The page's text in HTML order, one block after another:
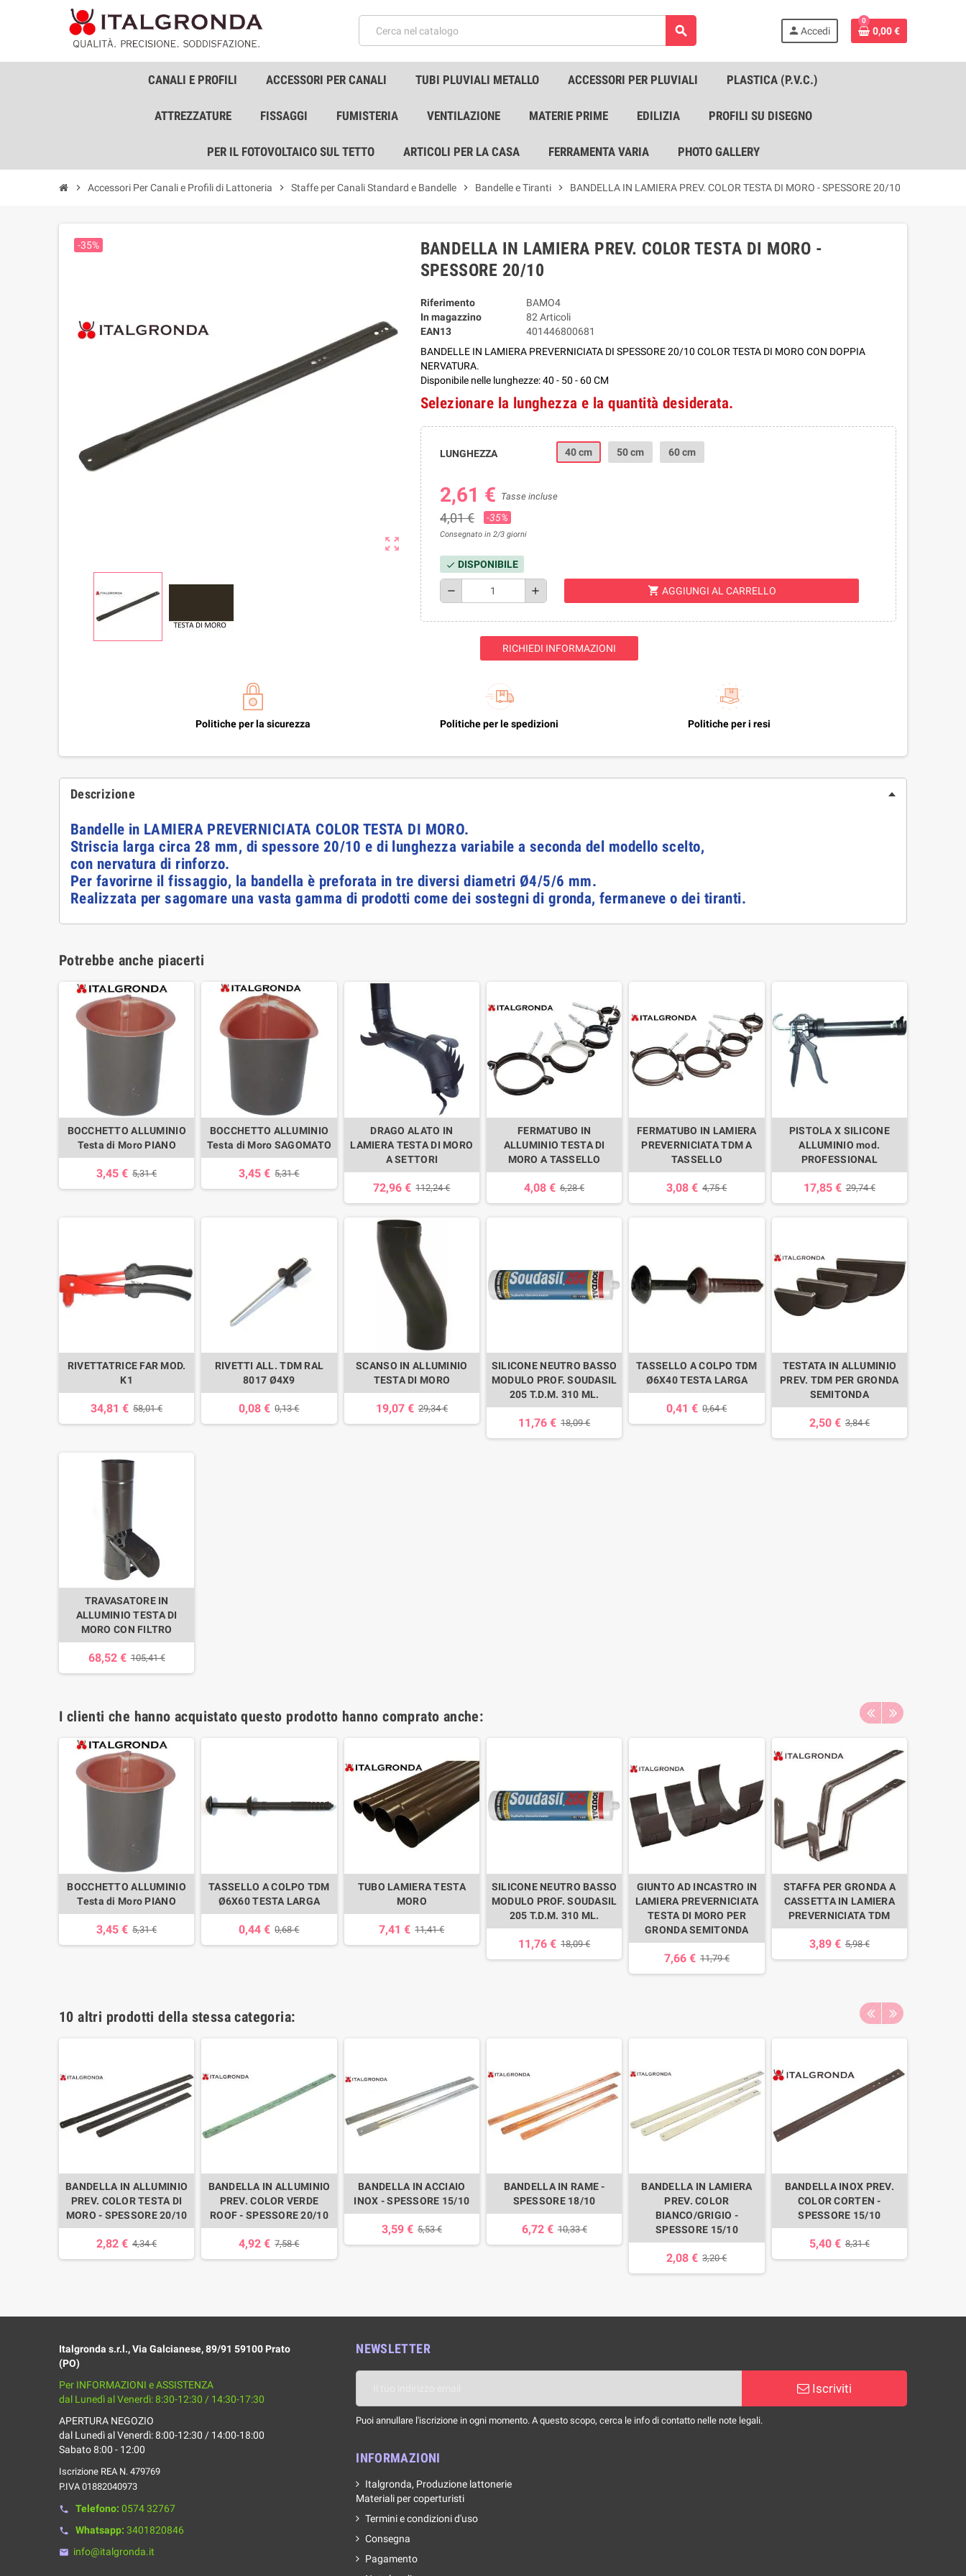
search person Accedi
0
0,00 €
CANALI E PROFILI ACCESSORI PER CANALI TUBI PLUVIALI METALLO ACCESSORI PER PLUVIALI PLASTICA (P.V.C.)
ATTREZZATURE FISSAGGI FUMISTERIA VENTILAZIONE MATERIE PRIME EDILIZIA PROFILI SU DISEGNO
PER IL FOTOVOLTAICO SUL TETTO ARTICOLI PER LA CASA FERRAMENTA VARIA PHOTO GALLERY
chevron_right Accessori Per Canali e Profili di Lattoneria chevron_right Staffe per Canali Standard e Bandelle chevron_right Bandelle e Tiranti chevron_right BANDELLA IN LAMIERA PREV. COLOR TESTA DI MORO - SPESSORE 20/10
zoom_out_map
-35%
BANDELLA IN LAMIERA PREV. COLOR TESTA DI MORO -
SPESSORE 20/10
Riferimento
BAMO4
In magazzino
82 Articoli
EAN13
401446800681
BANDELLE IN LAMIERA PREVERNICIATA DI SPESSORE 20/10 COLOR TESTA DI MORO CON DOPPIA
NERVATURA.
Disponibile nelle lunghezze: 40 - 50 - 60 CM
Selezionare la lunghezza e la quantità desiderata.
LUNGHEZZA 40 cm 50 cm 60 cm
2,61 € Tasse incluse
4,01 € -35%
Consegnato in 2/3 giorni
check DISPONIBILE
remove add shopping_cart AGGIUNGI AL CARRELLO
RICHIEDI INFORMAZIONI
Politiche per la sicurezza Politiche per le spedizioni Politiche per i resi
Descrizione
Bandelle in LAMIERA PREVERNICIATA COLOR TESTA DI MORO.
Striscia larga circa 28 mm, di spessore 20/10 e di lunghezza variabile a seconda del modello scelto,
con nervatura di rinforzo.
Per favorirne il fissaggio, la bandella è preforata in tre diversi diametri Ø4/5/6 mm.
Realizzata per sagomare una vasta gamma di prodotti come dei sostegni di gronda, fermaneve o dei tiranti.
Potrebbe anche piacerti
BOCCHETTO ALLUMINIO
Testa di Moro PIANO
3,45 € 5,31 €
BOCCHETTO ALLUMINIO
Testa di Moro SAGOMATO
3,45 € 5,31 €
DRAGO ALATO IN
LAMIERA TESTA DI MORO
A SETTORI
72,96 € 112,24 €
FERMATUBO IN
ALLUMINIO TESTA DI
MORO A TASSELLO
4,08 € 6,28 €
FERMATUBO IN LAMIERA
PREVERNICIATA TDM A
TASSELLO
3,08 € 4,75 €
PISTOLA X SILICONE
ALLUMINIO mod.
PROFESSIONAL
17,85 € 29,74 €
RIVETTATRICE FAR MOD.
K1
34,81 € 58,01 €
RIVETTI ALL. TDM RAL
8017 Ø4X9
0,08 € 0,13 €
SCANSO IN ALLUMINIO
TESTA DI MORO
19,07 € 29,34 €
SILICONE NEUTRO BASSO
MODULO PROF. SOUDASIL
205 T.D.M. 310 ML.
11,76 € 18,09 €
TASSELLO A COLPO TDM
Ø6X40 TESTA LARGA
0,41 € 0,64 €
TESTATA IN ALLUMINIO
PREV. TDM PER GRONDA
SEMITONDA
2,50 € 3,84 €
TRAVASATORE IN
ALLUMINIO TESTA DI
MORO CON FILTRO
68,52 € 105,41 €
I clienti che hanno acquistato questo prodotto hanno comprato anche:
BOCCHETTO ALLUMINIO
Testa di Moro PIANO
3,45 € 5,31 €
TASSELLO A COLPO TDM
Ø6X60 TESTA LARGA
0,44 € 0,68 €
TUBO LAMIERA TESTA
MORO
7,41 € 11,41 €
SILICONE NEUTRO BASSO
MODULO PROF. SOUDASIL
205 T.D.M. 310 ML.
11,76 € 18,09 €
GIUNTO AD INCASTRO IN
LAMIERA PREVERNICIATA
TESTA DI MORO PER
GRONDA SEMITONDA
7,66 € 11,79 €
STAFFA PER GRONDA A
CASSETTA IN LAMIERA
PREVERNICIATA TDM
3,89 € 5,98 €
10 altri prodotti della stessa categoria:
BANDELLA IN ALLUMINIO
PREV. COLOR TESTA DI
MORO - SPESSORE 20/10
2,82 € 4,34 €
BANDELLA IN ALLUMINIO
PREV. COLOR VERDE
ROOF - SPESSORE 20/10
4,92 € 7,58 €
BANDELLA IN ACCIAIO
INOX - SPESSORE 15/10
3,59 € 5,53 €
BANDELLA IN RAME -
SPESSORE 18/10
6,72 € 10,33 €
BANDELLA IN LAMIERA
PREV. COLOR
BIANCO/GRIGIO -
SPESSORE 15/10
2,08 € 3,20 €
BANDELLA INOX PREV.
COLOR CORTEN -
SPESSORE 15/10
5,40 € 8,31 €
Italgronda s.r.l., Via Galcianese, 89/91 59100 Prato
(PO)
Per INFORMAZIONI e ASSISTENZA
dal Lunedì al Venerdì: 8:30-12:30 / 14:30-17:30
APERTURA NEGOZIO
dal Lunedì al Venerdì: 8:00-12:30 / 14:00-18:00
Sabato 8:00 - 12:00
Iscrizione REA N. 479769
P.IVA 01882040973
phone Telefono: 0574 32767
phone Whatsapp: 3401820846
email info@italgronda.it
NEWSLETTER
Iscriviti
Puoi annullare l'iscrizione in ogni momento. A questo scopo, cerca le info di contatto nelle note legali.
INFORMAZIONI
Italgronda, Produzione lattonerie
Materiali per coperturisti
Termini e condizioni d'uso
Consegna
Pagamento